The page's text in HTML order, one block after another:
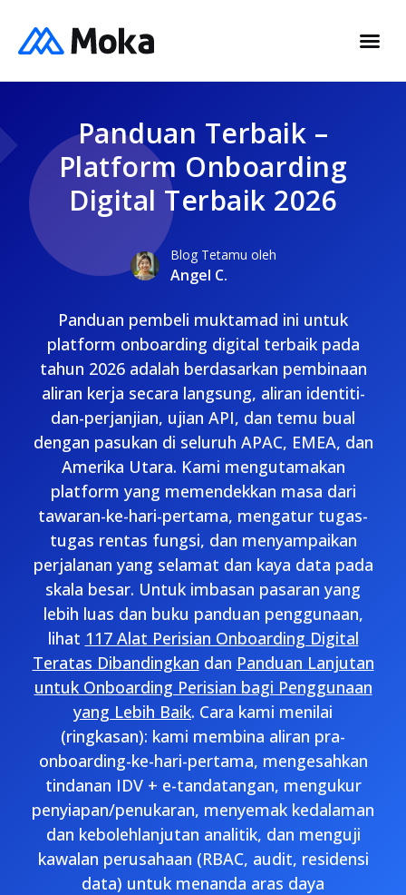
Panduan Terbaik –
Platform Onboarding
Digital Terbaik 2026
Blog Tetamu oleh
Angel C.
Panduan pembeli muktamad ini untuk
platform onboarding digital terbaik pada
tahun 2026 adalah berdasarkan pembinaan
aliran kerja secara langsung, aliran identiti-
dan-perjanjian, ujian API, dan temu bual
dengan pasukan di seluruh APAC, EMEA, dan
Amerika Utara. Kami mengutamakan
platform yang memendekkan masa dari
tawaran-ke-hari-pertama, mengatur tugas-
tugas rentas fungsi, dan menyampaikan
perjalanan yang selamat dan kaya data pada
skala besar. Untuk imbasan pasaran yang
lebih luas dan buku panduan penggunaan,
lihat 117 Alat Perisian Onboarding Digital
Teratas Dibandingkan dan Panduan Lanjutan
untuk Onboarding Perisian bagi Penggunaan
yang Lebih Baik. Cara kami menilai
(ringkasan): kami membina aliran pra-
onboarding-ke-hari-pertama, mengesahkan
tindanan IDV + e-tandatangan, mengukur
penyiapan/penukaran, menyemak kedalaman
dan kebolehlanjutan analitik, dan menguji
kawalan perusahaan (RBAC, audit, residensi
data) untuk menanda aras daya